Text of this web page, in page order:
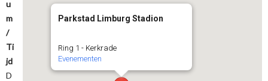
Parkstad Limburg Stadion
Ring 1 - Kerkrade
Evenementen
u
m
/
Ti
jd
D